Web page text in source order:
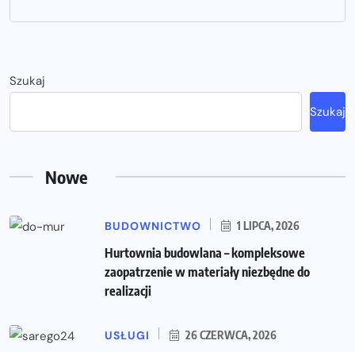
Szukaj
Szukaj
Nowe
BUDOWNICTWO 1 LIPCA, 2026
Hurtownia budowlana – kompleksowe
zaopatrzenie w materiały niezbędne do
realizacji
USŁUGI 26 CZERWCA, 2026